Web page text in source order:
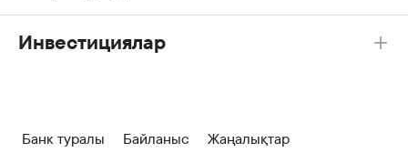
Инвестициялар
Банк туралы Байланыс
Жаңалықтар